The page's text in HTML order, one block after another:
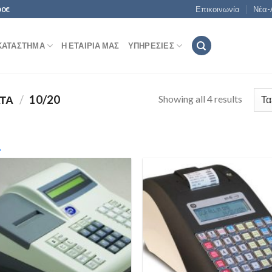
Επικοινωνία Νέα-
Η ΕΤΑΙΡΊΑ ΜΑΣ ΥΠΗΡΕΣΊΕΣ
/ 10/20 Showing all 4 results
282€—390€
In stock
Add to
Wishlist